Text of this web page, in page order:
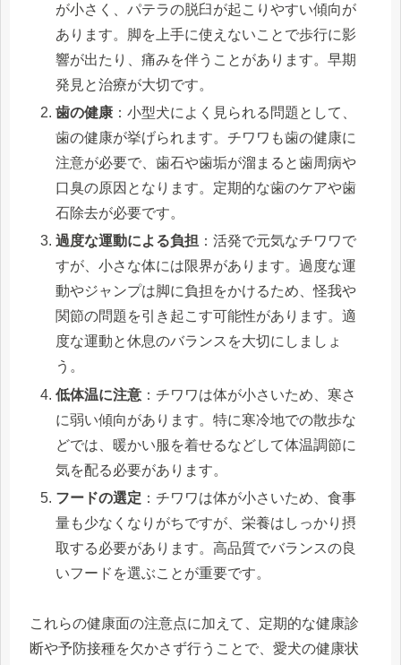
が小さく、パテラの脱臼が起こりやすい傾向が
あります。脚を上手に使えないことで歩行に影
響が出たり、痛みを伴うことがあります。早期
発見と治療が大切です。
歯の健康 ：小型犬によく見られる問題として、
歯の健康が挙げられます。チワワも歯の健康に
注意が必要で、歯石や歯垢が溜まると歯周病や
口臭の原因となります。定期的な歯のケアや歯
石除去が必要です。
過度な運動による負担 ：活発で元気なチワワで
すが、小さな体には限界があります。過度な運
動やジャンプは脚に負担をかけるため、怪我や
関節の問題を引き起こす可能性があります。適
度な運動と休息のバランスを大切にしましょ
う。
低体温に注意 ：チワワは体が小さいため、寒さ
に弱い傾向があります。特に寒冷地での散歩な
どでは、暖かい服を着せるなどして体温調節に
気を配る必要があります。
フードの選定 ：チワワは体が小さいため、食事
量も少なくなりがちですが、栄養はしっかり摂
取する必要があります。高品質でバランスの良
いフードを選ぶことが重要です。
これらの健康面の注意点に加えて、定期的な健康診
断や予防接種を欠かさず行うことで、愛犬の健康状